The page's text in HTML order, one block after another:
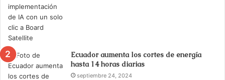
Ecuador aumenta los cortes de energía
hasta 14 horas diarias
septiembre 24, 2024